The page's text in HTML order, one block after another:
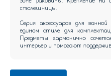
столешницы.
Серия аксессуаров для
едином стиле для
Предметы гармонично
интерьер и помогают